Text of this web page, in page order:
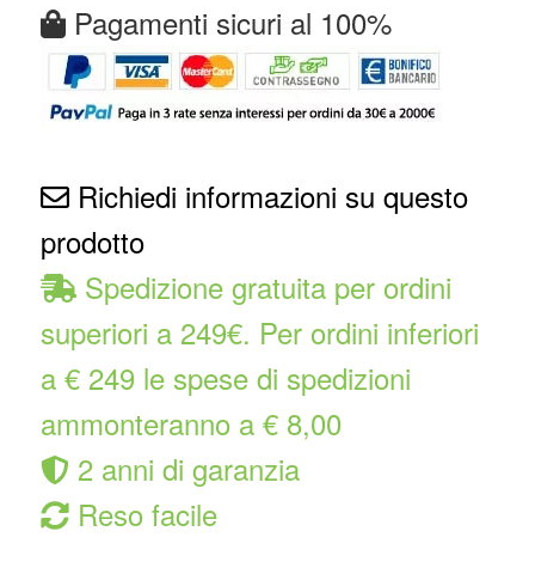
Pagamenti sicuri al 100%
Richiedi informazioni su questo
prodotto
Spedizione gratuita per ordini
superiori a 249€. Per ordini inferiori
a € 249 le spese di spedizioni
ammonteranno a € 8,00
2 anni di garanzia
Reso facile